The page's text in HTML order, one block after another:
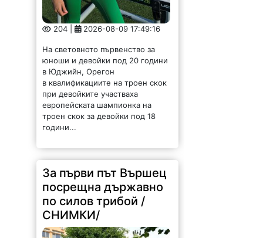
204 | 2026-08-09 17:49:16
На световното първенство за
юноши и девойки под 20 години
в Юджийн, Орегон
в квалификациите на троен скок
при девойките участваха
европейската шампионка на
троен скок за девойки под 18
години...
За първи път Вършец
посрещна държавно
по силов трибой /
СНИМКИ/